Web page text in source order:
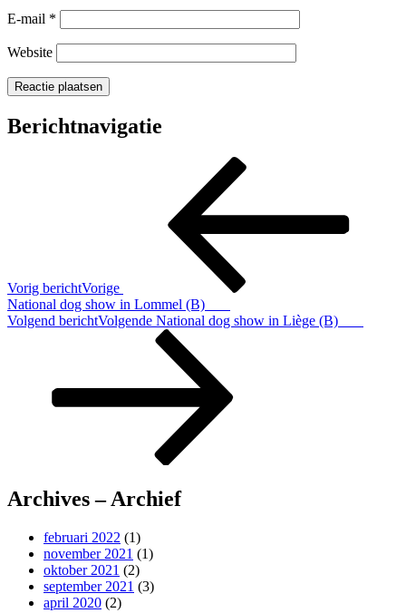
E-mail *
Website
Berichtnavigatie
Vorig berichtVorige
National dog show in Lommel (B)
Volgend berichtVolgende National dog show in Liège (B)
Archives – Archief
februari 2022 (1)
november 2021 (1)
oktober 2021 (2)
september 2021 (3)
april 2020 (2)